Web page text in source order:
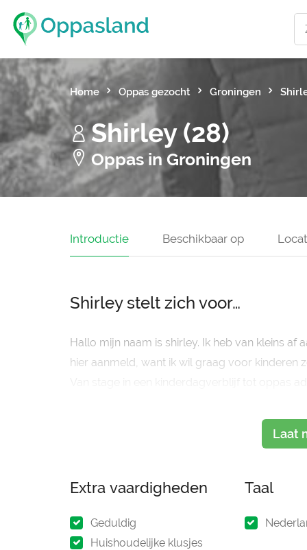
Home Oppas gezocht Groningen
Shirley (28)
Oppas in Groningen
Introductie Beschikbaar op
Shirley stelt zich voor…
Hallo mijn naam is shirley. Ik heb van kleins af
hier aanmeld, want ik wil graag voor kinderen
Laat
Extra vaardigheden
Geduldig
Huishoudelijke klusjes
Taal